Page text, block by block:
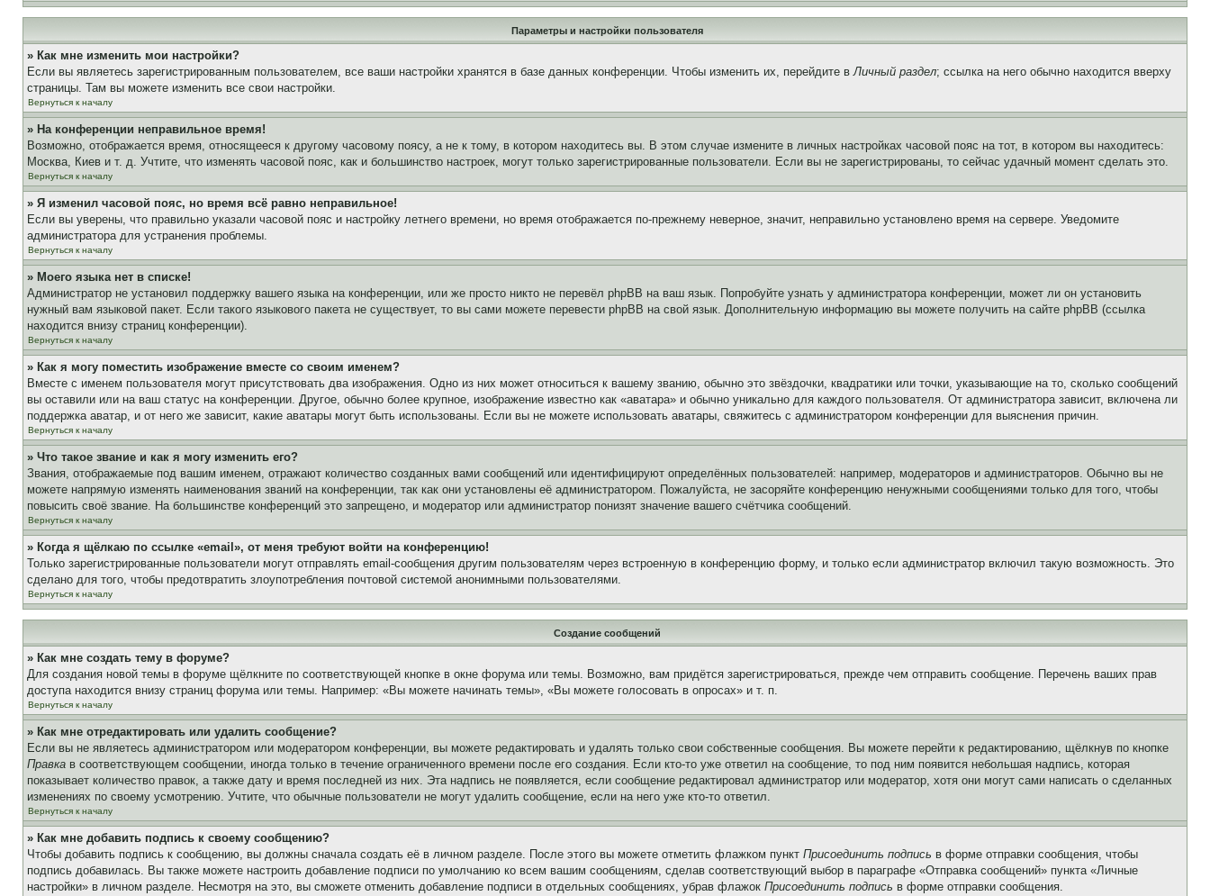
Параметры и настройки пользователя
» Как мне изменить мои настройки?
Если вы являетесь зарегистрированным пользователем, все ваши настройки хранятся в базе данных конференции. Чтобы изменить их, перейдите вЛичный раздел; ссылка на него обычно находится вверху
страницы. Там вы можете изменить все свои настройки.
Вернуться к началу
» На конференции неправильное время!
Возможно, отображается время, относящееся к другому часовому поясу, а не к тому, в котором находитесь вы. В этом случае измените в личных настройках часовой пояс на тот, в котором вы находитесь:
Москва, Киев и т. д. Учтите, что изменять часовой пояс, как и большинство настроек, могут только зарегистрированные пользователи. Если вы не зарегистрированы, то сейчас удачный момент сделать это.
Вернуться к началу
» Я изменил часовой пояс, но время всё равно неправильное!
Если вы уверены, что правильно указали часовой пояс и настройку летнего времени, но время отображается по-прежнему неверное, значит, неправильно установлено время на сервере. Уведомите
администратора для устранения проблемы.
Вернуться к началу
» Моего языка нет в списке!
Администратор не установил поддержку вашего языка на конференции, или же просто никто не перевёл phpBB на ваш язык. Попробуйте узнать у администратора конференции, может ли он установить
нужный вам языковой пакет. Если такого языкового пакета не существует, то вы сами можете перевести phpBB на свой язык. Дополнительную информацию вы можете получить на сайте phpBB (ссылка
находится внизу страниц конференции).
Вернуться к началу
» Как я могу поместить изображение вместе со своим именем?
Вместе с именем пользователя могут присутствовать два изображения. Одно из них может относиться к вашему званию, обычно это звёздочки, квадратики или точки, указывающие на то, сколько сообщений
вы оставили или на ваш статус на конференции. Другое, обычно более крупное, изображение известно как «аватара» и обычно уникально для каждого пользователя. От администратора зависит, включена ли
поддержка аватар, и от него же зависит, какие аватары могут быть использованы. Если вы не можете использовать аватары, свяжитесь с администратором конференции для выяснения причин.
Вернуться к началу
» Что такое звание и как я могу изменить его?
Звания, отображаемые под вашим именем, отражают количество созданных вами сообщений или идентифицируют определённых пользователей: например, модераторов и администраторов. Обычно вы не
можете напрямую изменять наименования званий на конференции, так как они установлены её администратором. Пожалуйста, не засоряйте конференцию ненужными сообщениями только для того, чтобы
повысить своё звание. На большинстве конференций это запрещено, и модератор или администратор понизят значение вашего счётчика сообщений.
Вернуться к началу
» Когда я щёлкаю по ссылке «email», от меня требуют войти на конференцию!
Только зарегистрированные пользователи могут отправлять email-сообщения другим пользователям через встроенную в конференцию форму, и только если администратор включил такую возможность. Это
сделано для того, чтобы предотвратить злоупотребления почтовой системой анонимными пользователями.
Вернуться к началу
Создание сообщений
» Как мне создать тему в форуме?
Для создания новой темы в форуме щёлкните по соответствующей кнопке в окне форума или темы. Возможно, вам придётся зарегистрироваться, прежде чем отправить сообщение. Перечень ваших прав
доступа находится внизу страниц форума или темы. Например: «Вы можете начинать темы», «Вы можете голосовать в опросах» и т. п.
Вернуться к началу
» Как мне отредактировать или удалить сообщение?
Если вы не являетесь администратором или модератором конференции, вы можете редактировать и удалять только свои собственные сообщения. Вы можете перейти к редактированию, щёлкнув по кнопке
Правка в соответствующем сообщении, иногда только в течение ограниченного времени после его создания. Если кто-то уже ответил на сообщение, то под ним появится небольшая надпись, которая
показывает количество правок, а также дату и время последней из них. Эта надпись не появляется, если сообщение редактировал администратор или модератор, хотя они могут сами написать о сделанных
изменениях по своему усмотрению. Учтите, что обычные пользователи не могут удалить сообщение, если на него уже кто-то ответил.
Вернуться к началу
» Как мне добавить подпись к своему сообщению?
Чтобы добавить подпись к сообщению, вы должны сначала создать её в личном разделе. После этого вы можете отметить флажком пункт Присоединить подпись в форме отправки сообщения, чтобы
подпись добавилась. Вы также можете настроить добавление подписи по умолчанию ко всем вашим сообщениям, сделав соответствующий выбор в параграфе «Отправка сообщений» пункта «Личные
настройки» в личном разделе. Несмотря на это, вы сможете отменить добавление подписи в отдельных сообщениях, убрав флажок Присоединить подпись в форме отправки сообщения.